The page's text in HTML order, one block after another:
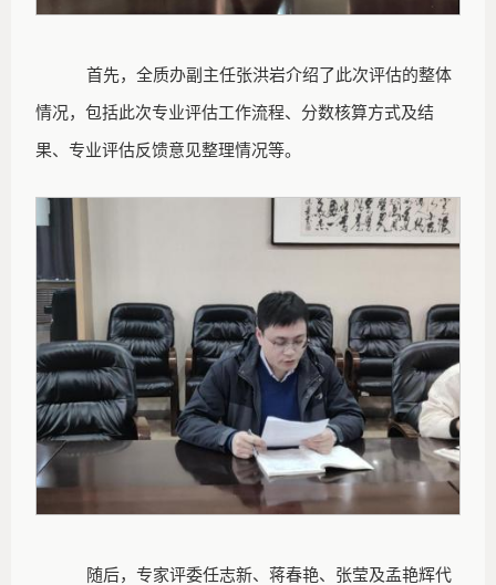
首先，全质办副主任张洪岩介绍了此次评估的整体
情况，包括此次专业评估工作流程、分数核算方式及结
果、专业评估反馈意见整理情况等。
随后，专家评委任志新、蒋春艳、张莹及孟艳辉代